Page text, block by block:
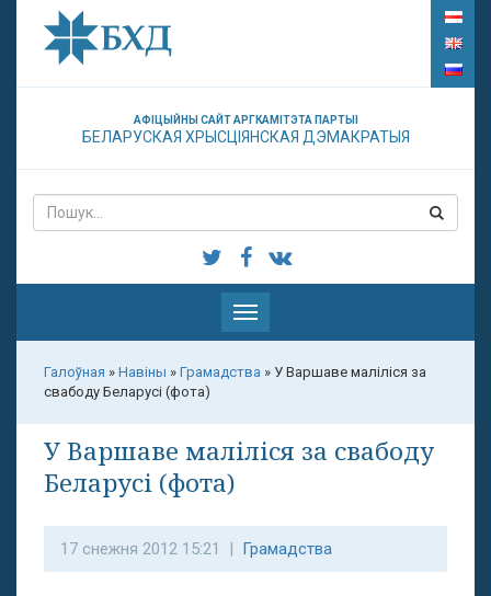
АФІЦЫЙНЫ САЙТ АРГКАМІТЭТА ПАРТЫІ
БЕЛАРУСКАЯ ХРЫСЦІЯНСКАЯ ДЭМАКРАТЫЯ
Паказаць
меню
Галоўная » Навіны » Грамадства » У Варшаве маліліся за
свабоду Беларусі (фота)
У Варшаве маліліся за свабоду
Беларусі (фота)
17 снежня 2012 15:21 | Грамадства